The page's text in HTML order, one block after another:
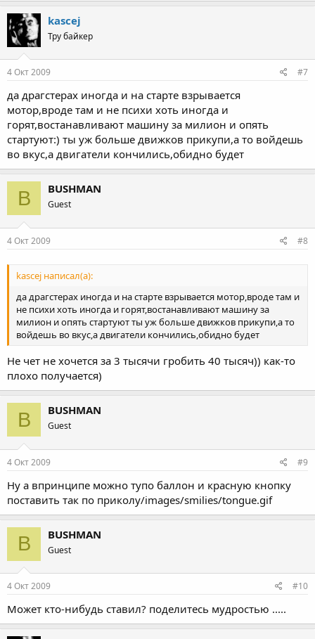
kascej
Тру байкер
4 Окт 2009 #7
да драгстерах иногда и на старте взрывается
мотор,вроде там и не психи хоть иногда и
горят,востанавливают машину за милион и опять
стартуют:) ты уж больше движков прикупи,а то войдешь
во вкус,а двигатели кончились,обидно будет
B BUSHMAN
Guest
4 Окт 2009 #8
kascej написал(а):
да драгстерах иногда и на старте взрывается мотор,вроде там и
не психи хоть иногда и горят,востанавливают машину за
милион и опять стартуют ты уж больше движков прикупи,а то
войдешь во вкус,а двигатели кончились,обидно будет
Не чет не хочется за 3 тысячи гробить 40 тысяч)) как-то
плохо получается)
B BUSHMAN
Guest
4 Окт 2009 #9
Ну а впринципе можно тупо баллон и красную кнопку
поставить так по приколу/images/smilies/tongue.gif
B BUSHMAN
Guest
4 Окт 2009 #10
Может кто-нибудь ставил? поделитесь мудростью .....